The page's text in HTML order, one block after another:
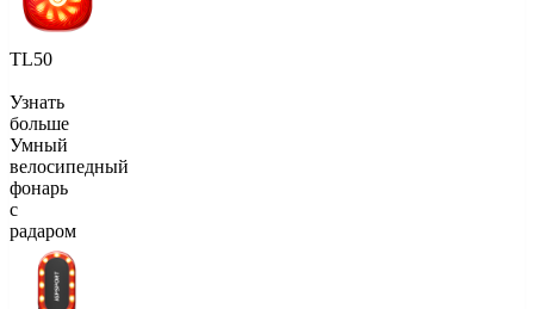
TL50
Узнать
больше
Умный
велосипедный
фонарь
с
радаром